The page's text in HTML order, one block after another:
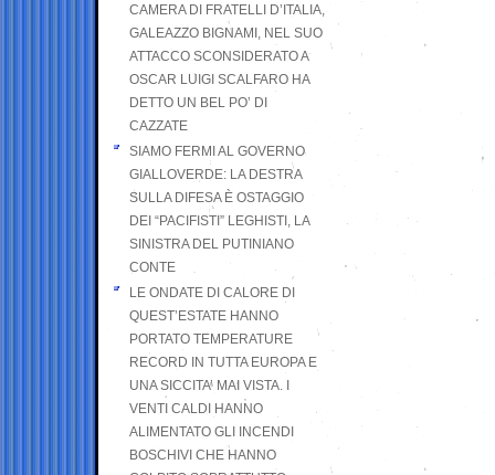
CAMERA DI FRATELLI D’ITALIA,
GALEAZZO BIGNAMI, NEL SUO
ATTACCO SCONSIDERATO A
OSCAR LUIGI SCALFARO HA
DETTO UN BEL PO’ DI
CAZZATE
SIAMO FERMI AL GOVERNO
GIALLOVERDE: LA DESTRA
SULLA DIFESA È OSTAGGIO
DEI “PACIFISTI” LEGHISTI, LA
SINISTRA DEL PUTINIANO
CONTE
LE ONDATE DI CALORE DI
QUEST’ESTATE HANNO
PORTATO TEMPERATURE
RECORD IN TUTTA EUROPA E
UNA SICCITA’ MAI VISTA. I
VENTI CALDI HANNO
ALIMENTATO GLI INCENDI
BOSCHIVI CHE HANNO